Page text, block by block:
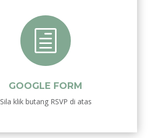
h
GOOGLE FORM
Sila klik butang RSVP di atas